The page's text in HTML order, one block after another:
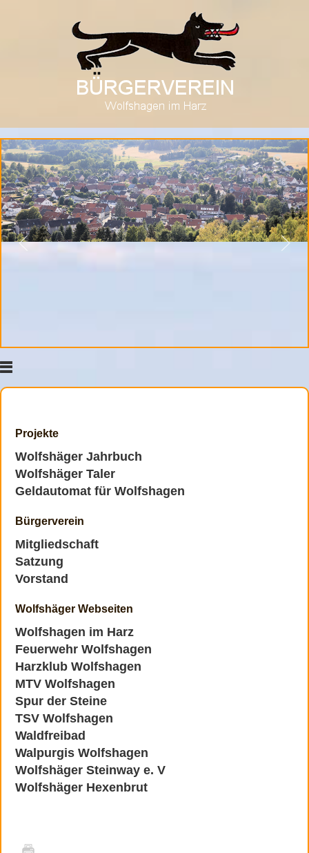
Projekte
Wolfshäger Jahrbuch
Wolfshäger Taler
Geldautomat für Wolfshagen
Bürgerverein
Mitgliedschaft
Satzung
Vorstand
Wolfshäger Webseiten
Wolfshagen im Harz
Feuerwehr Wolfshagen
Harzklub Wolfshagen
MTV Wolfshagen
Spur der Steine
TSV Wolfshagen
Waldfreibad
Walpurgis Wolfshagen
Wolfshäger Steinway e. V
Wolfshäger Hexenbrut